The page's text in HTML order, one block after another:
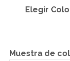
Elegir
Muestra de